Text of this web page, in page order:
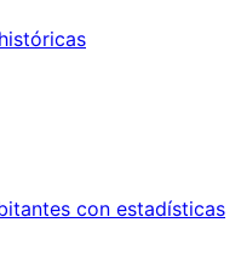
con estadísticas